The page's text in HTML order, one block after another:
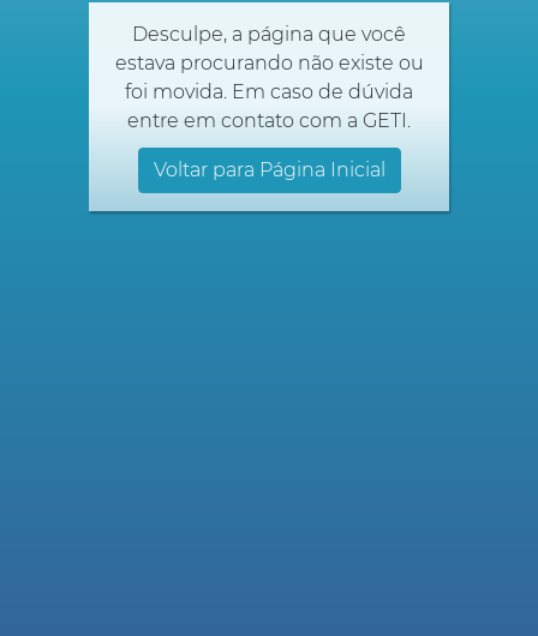
Desculpe, a página que você
estava procurando não existe ou
foi movida. Em caso de dúvida
entre em contato com a GETI.
Voltar para Página Inicial